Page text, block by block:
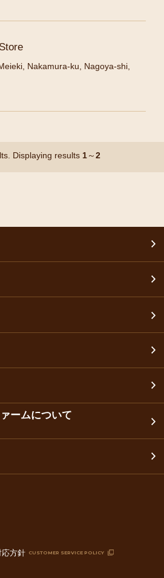
Nakamura-ku, Nagoya-shi,
Displaying results 1～2
ームについて
方針 CUSTOMER SERVICE POLICY